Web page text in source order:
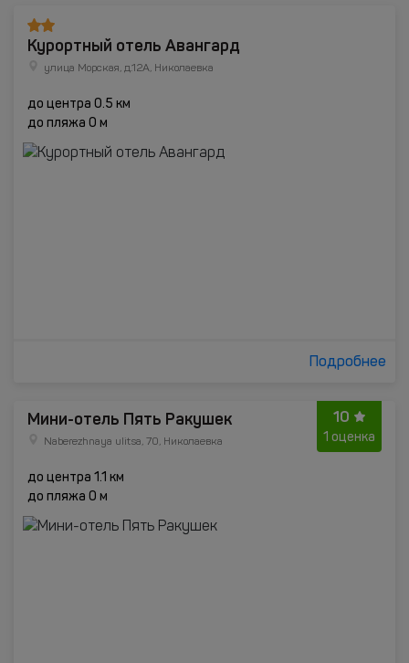
Курортный отель Авангард
улица Морская, д.12А, Николаевка
до центра 0.5 км
до пляжа 0 м
Подробнее
10
1 оценка
Мини-отель Пять Ракушек
Naberezhnaya ulitsa, 70, Николаевка
до центра 1.1 км
до пляжа 0 м